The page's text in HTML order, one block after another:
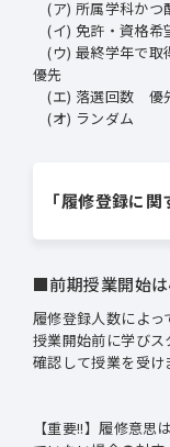
(ア) 所属学科か
(イ) 免許・資格
(ウ) 最終学年で取
優先
(エ) 落選回数 優
(オ) ランダム
「履修登録に
■前期授業開始
履修登録人数によっ
授業開始前に学び
確認して授業を受け
【重要!!】履修意思